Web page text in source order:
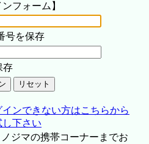
ンフォーム】
号を保存
存
ンできない方はこちらから
し下さい
ジマの携帯コーナーまでお